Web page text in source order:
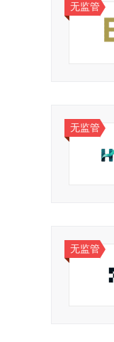
无监管
无监管
无监管